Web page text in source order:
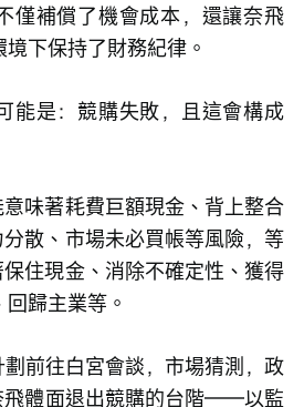
僅補償了機會成本，還讓奈飛
下保持了財務紀律。
能是：競購失敗，且這會構成
味著耗費巨額現金、背上整合
散、市場未必買帳等風險，等
住現金、消除不確定性、獲得
歸主業等。
前往白宮會談，市場猜測，政
飛體面退出競購的台階——以監